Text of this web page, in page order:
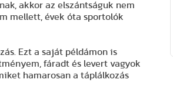
akkor az elszántságuk nem
mellett, évek óta sportolók
Ezt a saját példámon is
fáradt és levert vagyok
hamarosan a táplálkozás